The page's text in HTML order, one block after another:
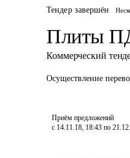
Тендер завершён
Плиты
Коммерческий
Осуществление
Приём предложений
с 14.11.18, 18:43 по